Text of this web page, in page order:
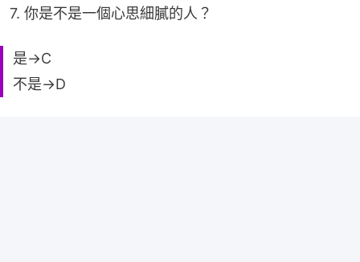
7. 你是不是一個心思細膩的人？
是→C
不是→D